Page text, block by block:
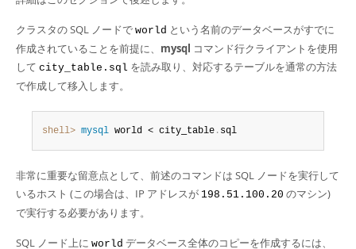
クラスタの SQL ノードで world という名前のデータベースがすでに
作成されていることを前提に、 mysql コマンド行クライアントを使用
して city_table.sql を読み取り、対応するテーブルを通常の方法
で作成して移入します。
shell> mysql world < city_table . sql
非常に重要な留意点として、前述のコマンドは SQL ノードを実行して
いるホスト (この場合は、IP アドレスが 198.51.100.20 のマシン)
で実行する必要があります。
SQL ノード上に world データベース全体のコピーを作成するには、